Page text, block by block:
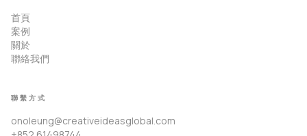
首頁
案例
關於
聯絡我們
聯繫方式
onoleung@creativeideasglobal.com